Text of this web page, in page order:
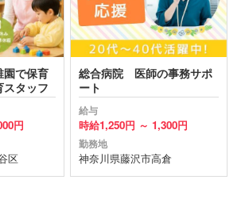
で保育
タッフ
円
区
総合病院 医師の事務サポ
ート
給与
時給1,250円 ～ 1,300円
勤務地
神奈川県藤沢市高倉